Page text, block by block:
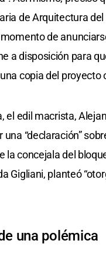
de Arquitectura
de
a disposición para
copia del proyecto
el edil macrista,
una “declaración”
la concejala del
Gigliani, planteó
una polémica